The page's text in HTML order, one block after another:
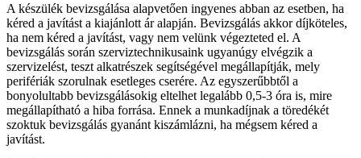
A készülék bevizsgálása alapvetően ingyenes abban az esetben, ha
kéred a javítást a kiajánlott ár alapján. Bevizsgálás akkor díjköteles,
ha nem kéred a javítást, vagy nem velünk végezteted el. A
bevizsgálás során szerviztechnikusaink ugyanúgy elvégzik a
szervizelést, teszt alkatrészek segítségével megállapítják, mely
perifériák szorulnak esetleges cserére. Az egyszerűbbtől a
bonyolultabb bevizsgálásokig eltelhet legalább 0,5-3 óra is, mire
megállapítható a hiba forrása. Ennek a munkadíjnak a töredékét
szoktuk bevizsgálás gyanánt kiszámlázni, ha mégsem kéred a
javítást.